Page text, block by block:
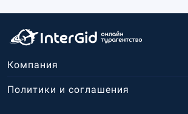
Компания
Политики и соглашения